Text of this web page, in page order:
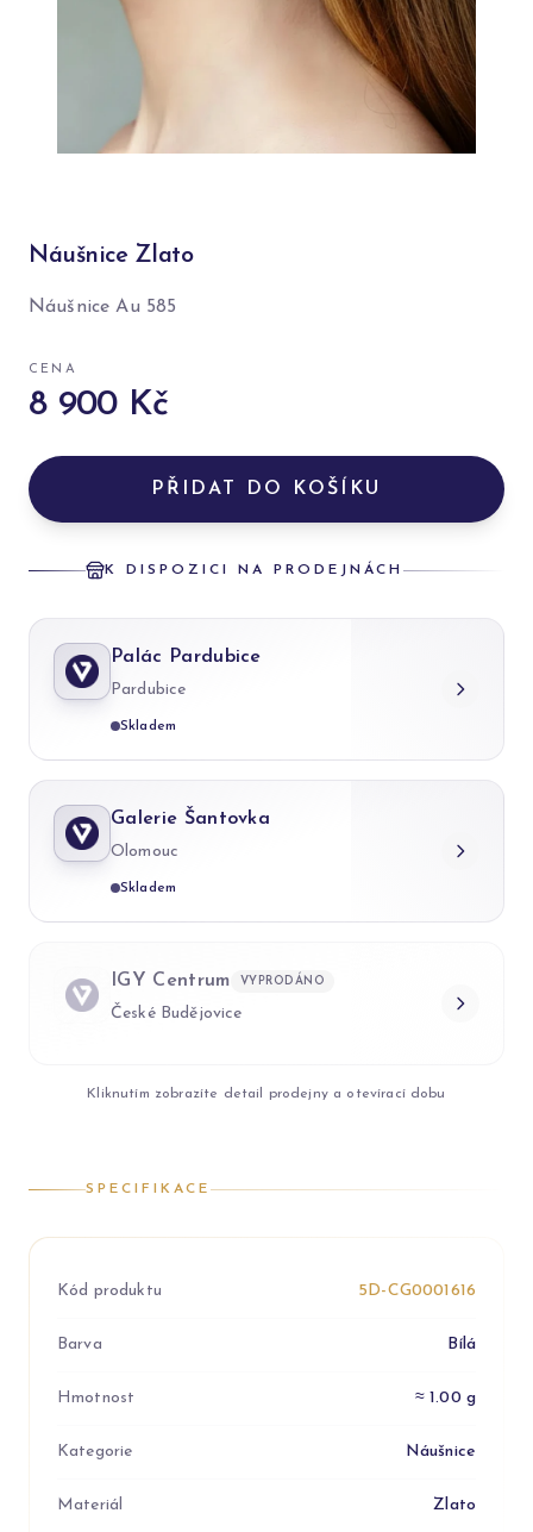
Náušnice Zlato
Náušnice Au 585
CENA
8 900 Kč
PŘIDAT DO KOŠÍKU
K DISPOZICI NA PRODEJNÁCH
Palác Pardubice
Pardubice
Skladem
Galerie Šantovka
Olomouc
Skladem
IGY Centrum VYPRODÁNO
České Budějovice
Kliknutím zobrazíte detail prodejny a otevírací dobu
SPECIFIKACE
Kód produktu 5D-CG0001616
Barva Bílá
Hmotnost ≈ 1.00 g
Kategorie Náušnice
Materiál Zlato